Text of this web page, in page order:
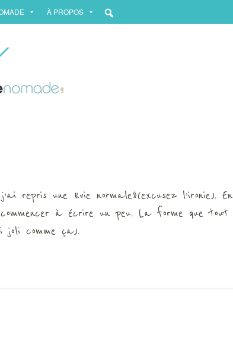
À PROPOS
repris une « vie normale »(excusez l’ironie). En
à écrire un peu. La forme que tout
joli comme ça).